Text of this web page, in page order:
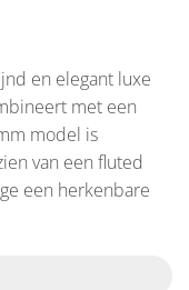
en elegant luxe
met een
model is
van een fluted
een herkenbare